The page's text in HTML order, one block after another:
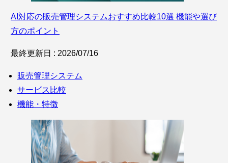
AI対応の販売管理システムおすすめ比較10選 機能や選び
方のポイント
最終更新日 : 2026/07/16
販売管理システム
サービス比較
機能・特徴